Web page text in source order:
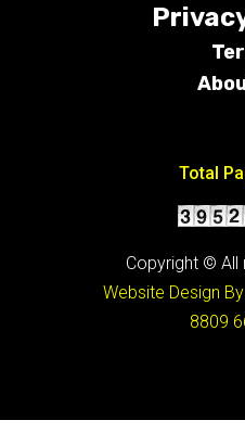
Total
Copyright © All
Website Design
8809